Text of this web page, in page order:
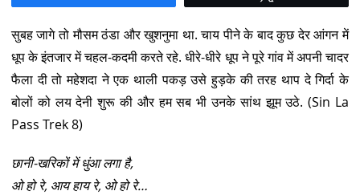
सुबह जागे तो मौसम ठंडा और खुशनुमा था. चाय पीने के बाद कुछ देर आंगन में
धूप के इंतजार में चहल-कदमी करते रहे. धीरे-धीरे धूप ने पूरे गांव में अपनी चादर
फैला दी तो महेशदा ने एक थाली पकड़ उसे हुड़के की तरह थाप दे गिर्दा के
बोलों को लय देनी शुरू की और हम सब भी उनके सांथ झूम उठे. (Sin La
Pass Trek 8)
छानी-खरिकों में धुंआ लगा है,
ओ हो रे, आय हाय रे, ओ हो रे…